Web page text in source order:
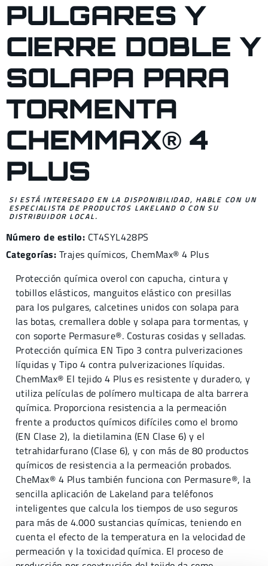
PULGARES Y
CIERRE DOBLE Y
SOLAPA PARA
TORMENTA
CHEMMAX® 4
PLUS
SI ESTÁ INTERESADO EN LA DISPONIBILIDAD, HABLE CON UN
ESPECIALISTA DE PRODUCTOS LAKELAND O CON SU
DISTRIBUIDOR LOCAL.
Número de estilo: CT4SYL428PS
Categorías: Trajes químicos, ChemMax® 4 Plus
Protección química overol con capucha, cintura y
tobillos elásticos, manguitos elástico con presillas
para los pulgares, calcetines unidos con solapa para
las botas, cremallera doble y solapa para tormentas, y
con soporte Permasure®. Costuras cosidas y selladas.
Protección química EN Tipo 3 contra pulverizaciones
líquidas y Tipo 4 contra pulverizaciones líquidas.
ChemMax® El tejido 4 Plus es resistente y duradero, y
utiliza películas de polímero multicapa de alta barrera
química. Proporciona resistencia a la permeación
frente a productos químicos difíciles como el bromo
(EN Clase 2), la dietilamina (EN Clase 6) y el
tetrahidarfurano (Clase 6), y con más de 80 productos
químicos de resistencia a la permeación probados.
CheMax® 4 Plus también funciona con Permasure®, la
sencilla aplicación de Lakeland para teléfonos
inteligentes que calcula los tiempos de uso seguros
para más de 4.000 sustancias químicas, teniendo en
cuenta el efecto de la temperatura en la velocidad de
permeación y la toxicidad química. El proceso de